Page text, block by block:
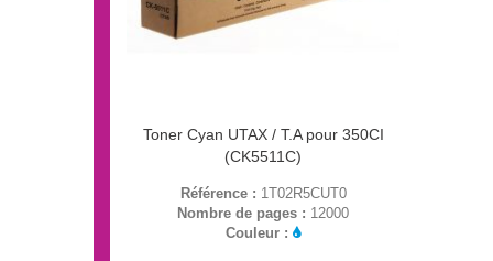
Toner Cyan UTAX / T.A pour 350CI
(CK5511C)
Référence : 1T02R5CUT0
Nombre de pages : 12000
Couleur :